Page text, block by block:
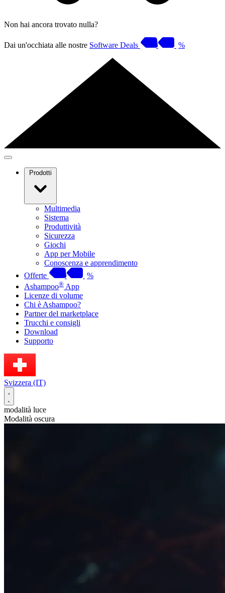
Non hai ancora trovato nulla?
Dai un'occhiata alle nostre Software Deals %
Prodotti
Multimedia
Sistema
Produttività
Sicurezza
Giochi
App per Mobile
Conoscenza e apprendimento
Offerte
%
Ashampoo® App
Licenze di volume
Chi è Ashampoo?
Partner del marketplace
Trucchi e consigli
Download
Supporto
Svizzera (IT)
modalità luce
Modalità oscura